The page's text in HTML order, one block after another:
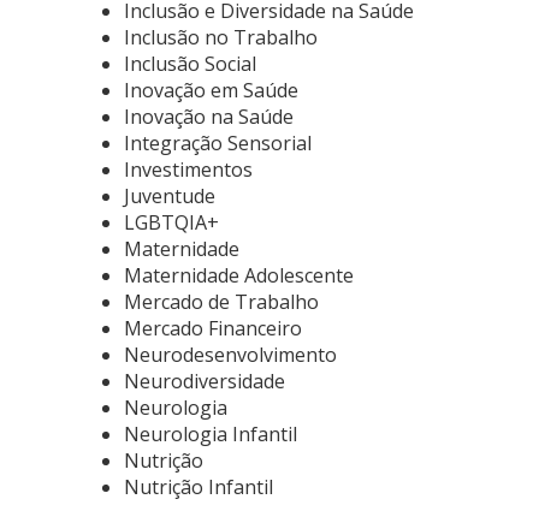
Inclusão e Diversidade na Saúde
Inclusão no Trabalho
Inclusão Social
Inovação em Saúde
Inovação na Saúde
Integração Sensorial
Investimentos
Juventude
LGBTQIA+
Maternidade
Maternidade Adolescente
Mercado de Trabalho
Mercado Financeiro
Neurodesenvolvimento
Neurodiversidade
Neurologia
Neurologia Infantil
Nutrição
Nutrição Infantil